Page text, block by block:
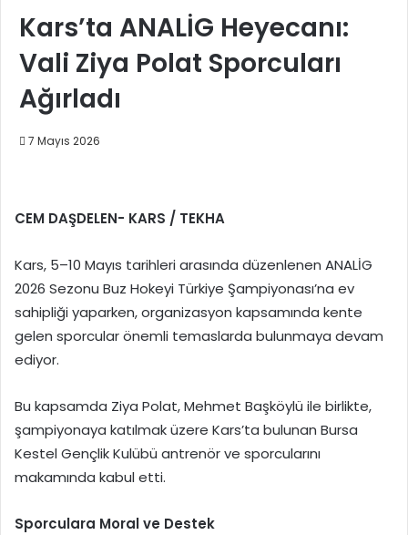
Kars’ta ANALİG Heyecanı:
Vali Ziya Polat Sporcuları
Ağırladı
7 Mayıs 2026
CEM DAŞDELEN- KARS / TEKHA
Kars, 5–10 Mayıs tarihleri arasında düzenlenen ANALİG
2026 Sezonu Buz Hokeyi Türkiye Şampiyonası’na ev
sahipliği yaparken, organizasyon kapsamında kente
gelen sporcular önemli temaslarda bulunmaya devam
ediyor.
Bu kapsamda Ziya Polat, Mehmet Başköylü ile birlikte,
şampiyonaya katılmak üzere Kars’ta bulunan Bursa
Kestel Gençlik Kulübü antrenör ve sporcularını
makamında kabul etti.
Sporculara Moral ve Destek